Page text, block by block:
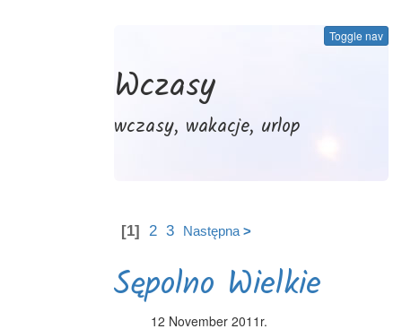
Toggle nav
Wczasy
wczasy, wakacje, urlop
[1] 2 3 Następna >
Sępolno Wielkie
12 November 2011r.